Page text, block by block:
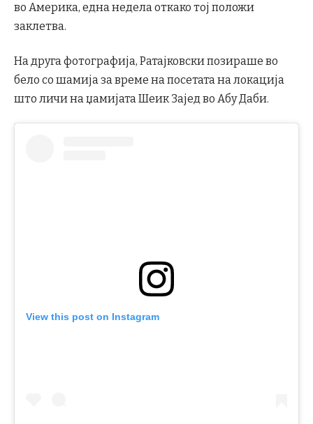
во Америка, една недела откако тој положи
заклетва.
На друга фотографија, Ратајковски позираше во
бело со шамија за време на посетата на локација
што личи на џамијата Шеик Зајед во Абу Даби.
View this post on Instagram